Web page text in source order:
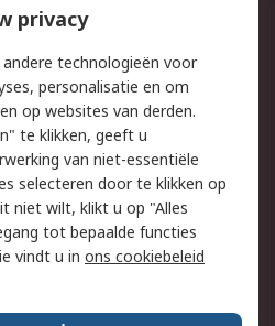
Inkoopoplossingen
Email veiligheid
Websitevoorwaarden
privacy
technologieën voor
personalisatie en om
op websites van derden.
te klikken, geeft u
van niet-essentiële
selecteren door te klikken op
niet wilt, klikt u op "Alles
tot bepaalde functies
vindt u in ons cookiebeleid